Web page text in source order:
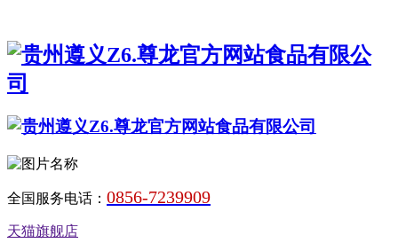
全国服务电话： 0856-7239909
天猫旗舰店